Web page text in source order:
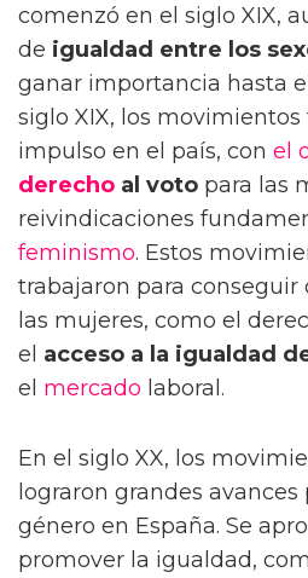
comenzó en el siglo XIX,
de igualdad entre los
ganar importancia hasta el
siglo XIX, los
impulso en el país, con el
derecho al voto para las
reivindicaciones
feminismo. Estos
trabajaron para conseguir
las mujeres, como el
el acceso a la igualdad
el mercado laboral.
En el siglo XX, los
lograron grandes
género en España. Se
promover la igualdad,